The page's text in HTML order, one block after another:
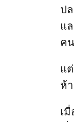
ป
แ
คน
แ
ห้
เ